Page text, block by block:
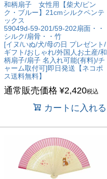
和柄扇子 女性用【柴犬/ピン
ク・ブルー】21cmシルクペンテ
ックス
59049d-59-201/59-202扇面・・
シルク/扇骨・・竹
[イヌ/いぬ/犬/母の日 プレゼント/
ギフト/おしゃれ/外国人お土産/和
柄扇子/扇子 名入れ可能(有料)/チ
ャーム取付可]即日発送【ネコポ
ス送料無料】
通常販売価格 ¥2,420税込
カートに入れる